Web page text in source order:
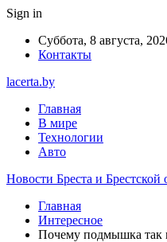
Sign in
Суббота, 8 августа,
Контакты
lacerta.by
Главная
В мире
Технологии
Авто
Новости Бреста и Брестской
Главная
Интересное
Почему подмышка так